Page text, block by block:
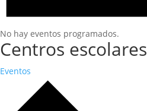
No hay eventos programados.
Centros escolares
Eventos